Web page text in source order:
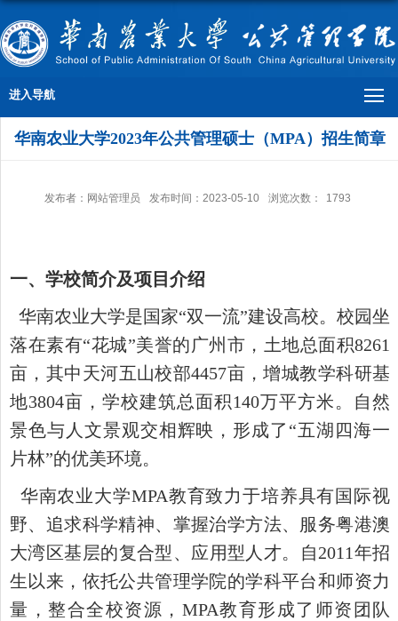
进入导航
华南农业大学2023年公共管理硕士（MPA）招生简章
发布者：网站管理员 发布时间：2023-05-10 浏览次数： 1793
一、学校简介及项目介绍
华南农业大学是国家“双一流”建设高校。校园坐
落在素有“花城”美誉的广州市，土地总面积8261
亩，其中天河五山校部4457亩，增城教学科研基
地3804亩，学校建筑总面积140万平方米。自然
景色与人文景观交相辉映，形成了“五湖四海一
片林”的优美环境。
华南农业大学MPA教育致力于培养具有国际视
野、追求科学精神、掌握治学方法、服务粤港澳
大湾区基层的复合型、应用型人才。自2011年招
生以来，依托公共管理学院的学科平台和师资力
量，整合全校资源， MPA教育形成了师资团队